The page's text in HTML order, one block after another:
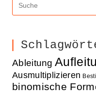
Ableitung
Ausmultiplizieren
binomische